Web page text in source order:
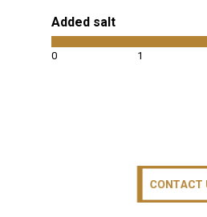
Added salt
0 1
CONTACT